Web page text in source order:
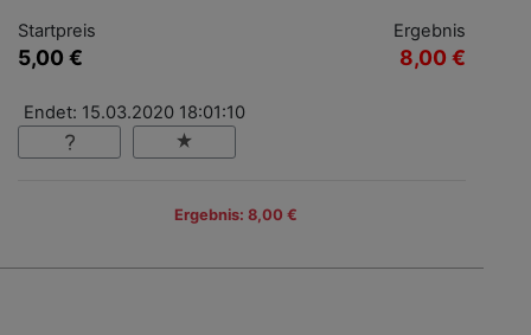
Startpreis
5,00 €
Ergebnis
8,00 €
Endet: 15.03.2020 18:01:10
Ergebnis: 8,00 €